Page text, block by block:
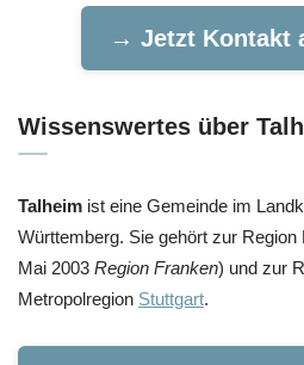
→ Jetzt Kontakt
Wissenswertes über
Talheim ist eine Gemeinde im
Württemberg. Sie gehört zur
Mai 2003 Region Franken) und zur
Metropolregion Stuttgart.